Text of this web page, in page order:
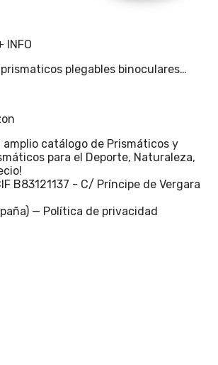
INFO
prismaticos plegables binoculares…
catálogo de Prismáticos y
para el Deporte, Naturaleza,
B83121137 - C/ Príncipe de Vergara
— Política de privacidad